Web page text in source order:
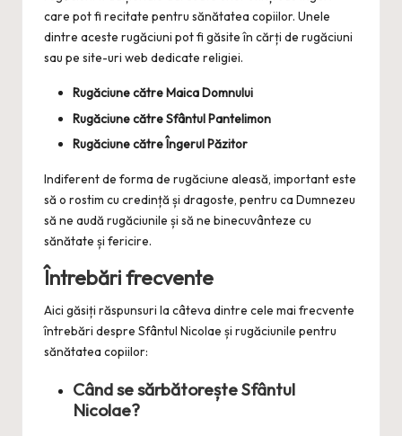
care pot fi recitate pentru sănătatea copiilor. Unele
dintre aceste rugăciuni pot fi găsite în cărți de rugăciuni
sau pe site-uri web dedicate religiei.
Rugăciune către Maica Domnului
Rugăciune către Sfântul Pantelimon
Rugăciune către Îngerul Păzitor
Indiferent de forma de rugăciune aleasă, important este
să o rostim cu credință și dragoste, pentru ca Dumnezeu
să ne audă rugăciunile și să ne binecuvânteze cu
sănătate și fericire.
Întrebări frecvente
Aici găsiți răspunsuri la câteva dintre cele mai frecvente
întrebări despre Sfântul Nicolae și rugăciunile pentru
sănătatea copiilor:
Când se sărbătorește Sfântul
Nicolae?